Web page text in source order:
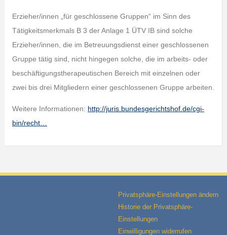
Erzieher/innen „für geschlossene Gruppen“ im Sinn des
Tätigkeitsmerkmals B 3 der Anlage 1 ÜTV IB sind solche
Erzieher/innen, die im Betreuungsdienst einer geschlossenen
Gruppe tätig sind, nicht hingegen solche, die im arbeits- oder
beschäftigungstherapeutischen Bereich mit einzelnen oder
zwei bis drei Mitgliedern einer geschlossenen Gruppe arbeiten.
Weitere Informationen: http://juris.bundesgerichtshof.de/cgi-
bin/recht…
Privatsphäre-Einstellungen ändern
Historie der Privatsphäre-
Einstellungen
Einwilligungen widerrufen